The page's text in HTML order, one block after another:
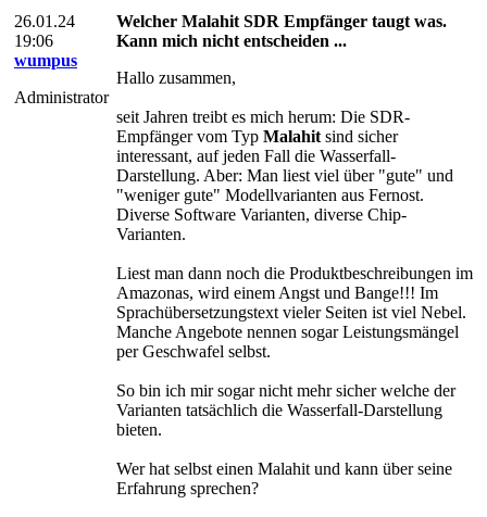
26.01.24
19:06
wumpus
Administrator
Welcher Malahit SDR Empfänger taugt was.
Kann mich nicht entscheiden ...
Hallo zusammen,
seit Jahren treibt es mich herum: Die SDR-
Empfänger vom Typ Malahit sind sicher
interessant, auf jeden Fall die Wasserfall-
Darstellung. Aber: Man liest viel über "gute" und
"weniger gute" Modellvarianten aus Fernost.
Diverse Software Varianten, diverse Chip-
Varianten.
Liest man dann noch die Produktbeschreibungen im
Amazonas, wird einem Angst und Bange!!! Im
Sprachübersetzungstext vieler Seiten ist viel Nebel.
Manche Angebote nennen sogar Leistungsmängel
per Geschwafel selbst.
So bin ich mir sogar nicht mehr sicher welche der
Varianten tatsächlich die Wasserfall-Darstellung
bieten.
Wer hat selbst einen Malahit und kann über seine
Erfahrung sprechen?